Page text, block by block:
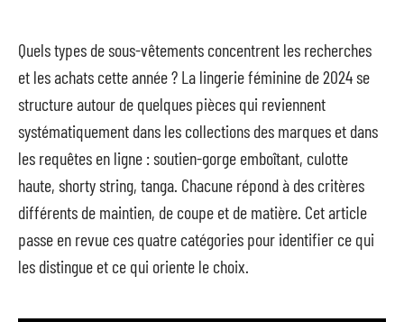
Quels types de sous-vêtements concentrent les recherches
et les achats cette année ? La lingerie féminine de 2024 se
structure autour de quelques pièces qui reviennent
systématiquement dans les collections des marques et dans
les requêtes en ligne : soutien-gorge emboîtant, culotte
haute, shorty string, tanga. Chacune répond à des critères
différents de maintien, de coupe et de matière. Cet article
passe en revue ces quatre catégories pour identifier ce qui
les distingue et ce qui oriente le choix.